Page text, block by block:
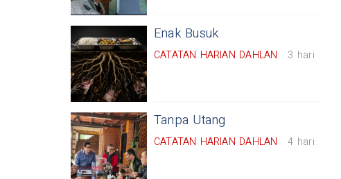
Enak Busuk
CATATAN HARIAN DAHLAN 3 hari
Tanpa Utang
CATATAN HARIAN DAHLAN 4 hari